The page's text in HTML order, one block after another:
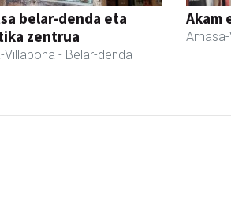
belar-denda eta
zentrua
Villabona - Belar-denda
Akam